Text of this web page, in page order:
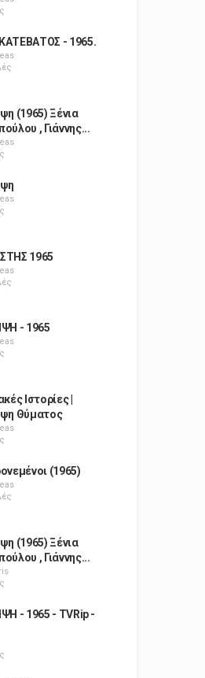
- 1965.
(1965) Ξένια
, Γιάννης...
1965
- 1965
Ιστορίες |
Θύματος
(1965)
(1965) Ξένια
, Γιάννης...
- 1965 - TVRip -